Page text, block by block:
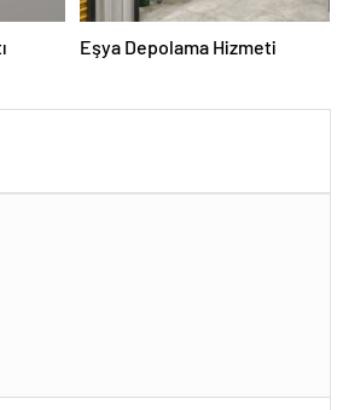
Eşya Depolama Hizmeti